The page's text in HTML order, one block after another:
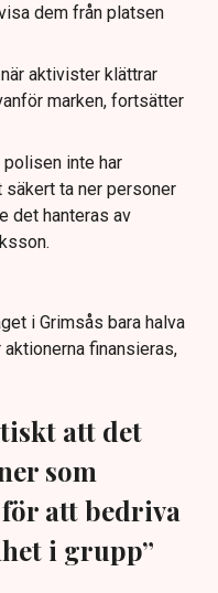
dem från platsen
aktivister klättrar
marken, fortsätter
inte har
ta ner personer
det hanteras av
i Grimsås bara halva
finansieras,
att det
som
att bedriva
i grupp”